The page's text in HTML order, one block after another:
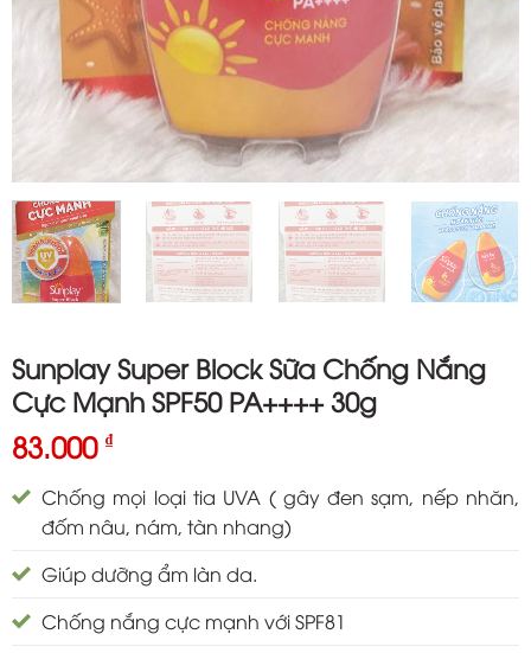
Sunplay Super Block Sữa Chống Nắng
Cực Mạnh SPF50 PA++++ 30g
83.000 ₫
Chống mọi loại tia UVA ( gây đen sạm, nếp nhăn,
đốm nâu, nám, tàn nhang)
Giúp dưỡng ẩm làn da.
Chống nắng cực mạnh với SPF81